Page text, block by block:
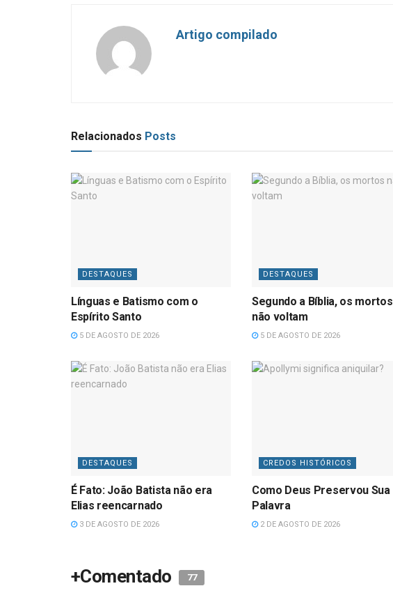
Artigo compilado
Relacionados Posts
DESTAQUES
Línguas e Batismo com o
Espírito Santo
5 DE AGOSTO DE 2026
DESTAQUES
Segundo a Bíblia, os mortos
não voltam
5 DE AGOSTO DE 2026
DESTAQUES
É Fato: João Batista não era
Elias reencarnado
3 DE AGOSTO DE 2026
CREDOS HISTÓRICOS
Como Deus Preservou Sua
Palavra
2 DE AGOSTO DE 2026
+Comentado 77